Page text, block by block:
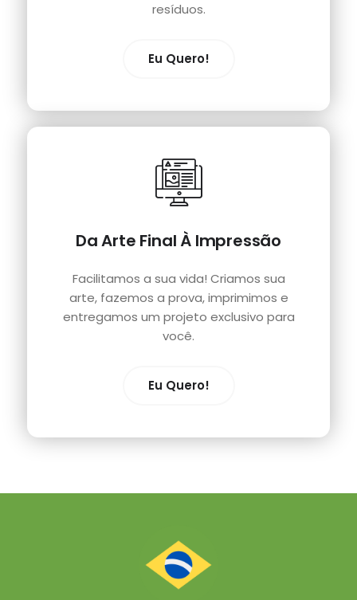
resíduos.
Eu Quero!
Da Arte Final À Impressão
Facilitamos a sua vida! Criamos sua
arte, fazemos a prova, imprimimos e
entregamos um projeto exclusivo para
você.
Eu Quero!